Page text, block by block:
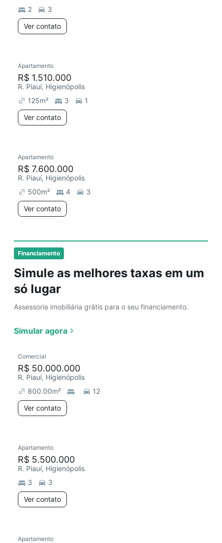
Financiamento
Simule as melhores taxas em um
só lugar
Assessoria imobiliária grátis para o seu financiamento.
Simular agora
2
3
Ver contato
Apartamento
R$ 1.510.000
R. Piauí, Higienópolis
125m² 3
1
Ver contato
Apartamento
R$ 7.600.000
R. Piauí, Higienópolis
500m² 4
3
Ver contato
Comercial
R$ 50.000.000
R. Piauí, Higienópolis
800.00m²
12
Ver contato
Apartamento
R$ 5.500.000
R. Piauí, Higienópolis
3
3
Ver contato
Apartamento